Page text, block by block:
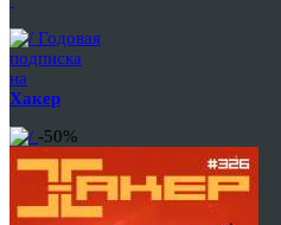
Годовая
подписка
на
Хакер
-50%